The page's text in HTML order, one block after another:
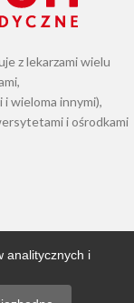
z lekarzami wielu
wieloma innymi),
i ośrodkami
analitycznych i